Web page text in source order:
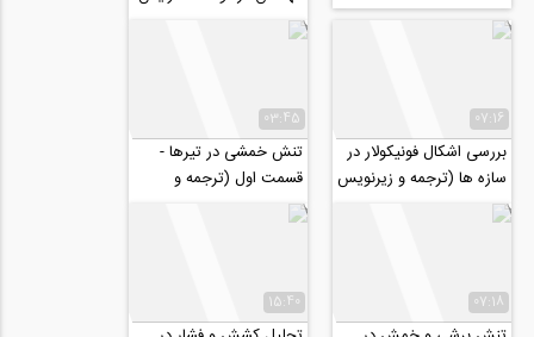
(ترجمه و زیرنویس
اختصاصی موسسه 808)
حقوق دهیم؟ (ترجمه و
زیرنویس اختصاصی...
07:16
بررسی اشکال فونیکولار در
سازه ها (ترجمه و زیرنویس
اختصاصی موسسه ۸۰۸)
03:45
تنش خمشی در تیرها -
قسمت اول (ترجمه و
زیرنویس اختصاصی
موسسه ۸۰۸)
07:18
15:40